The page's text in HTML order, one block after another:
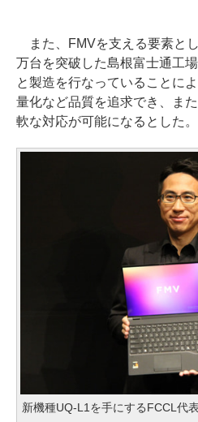
また、FMVを支える要素と
万台を突破した島根富士通工
と製造を行なっていることに
量化など品質を追求でき、ま
軟な対応が可能になるとした。
新機種UQ-L1を手にするFCCL代